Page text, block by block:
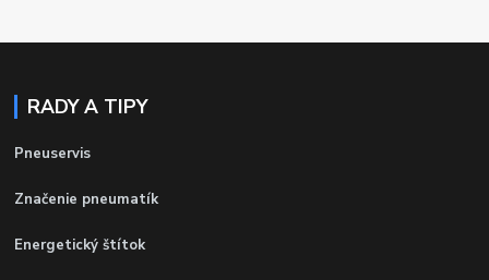
RADY A TIPY
Pneuservis
Značenie pneumatík
Energetický štítok